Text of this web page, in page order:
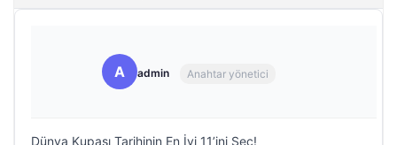
A admin Anahtar yönetici
Dünya Kupası Tarihinin En İyi 11’ini Seç!